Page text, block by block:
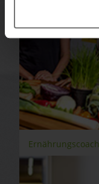
Ernährungscoach